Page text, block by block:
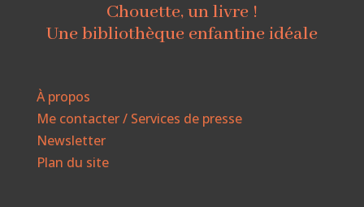
Chouette, un livre !
Une bibliothèque enfantine idéale
À propos
Me contacter / Services de presse
Newsletter
Plan du site